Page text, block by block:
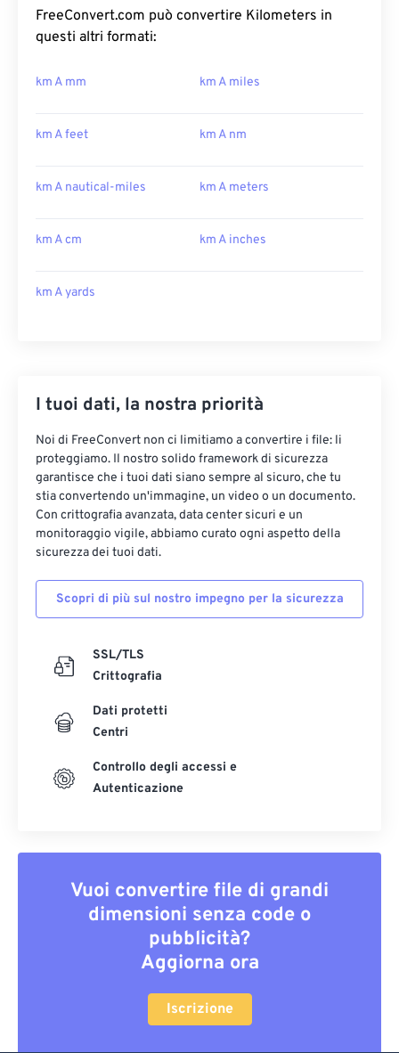
FreeConvert.com può convertire Kilometers in
questi altri formati:
km A mm km A miles
km A feet km A nm
km A nautical-miles km A meters
km A cm km A inches
km A yards
I tuoi dati, la nostra priorità
Noi di FreeConvert non ci limitiamo a convertire i file: li
proteggiamo. Il nostro solido framework di sicurezza
garantisce che i tuoi dati siano sempre al sicuro, che tu
stia convertendo un'immagine, un video o un documento.
Con crittografia avanzata, data center sicuri e un
monitoraggio vigile, abbiamo curato ogni aspetto della
sicurezza dei tuoi dati.
Scopri di più sul nostro impegno per la sicurezza
SSL/TLS
Crittografia
Dati protetti
Centri
Controllo degli accessi e
Autenticazione
Vuoi convertire file di grandi
dimensioni senza code o
pubblicità?
Aggiorna ora
Iscrizione